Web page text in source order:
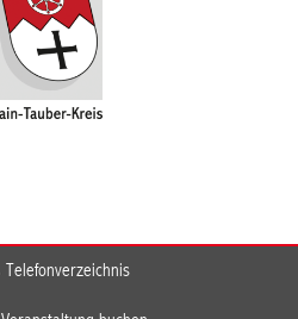
Telefonverzeichnis